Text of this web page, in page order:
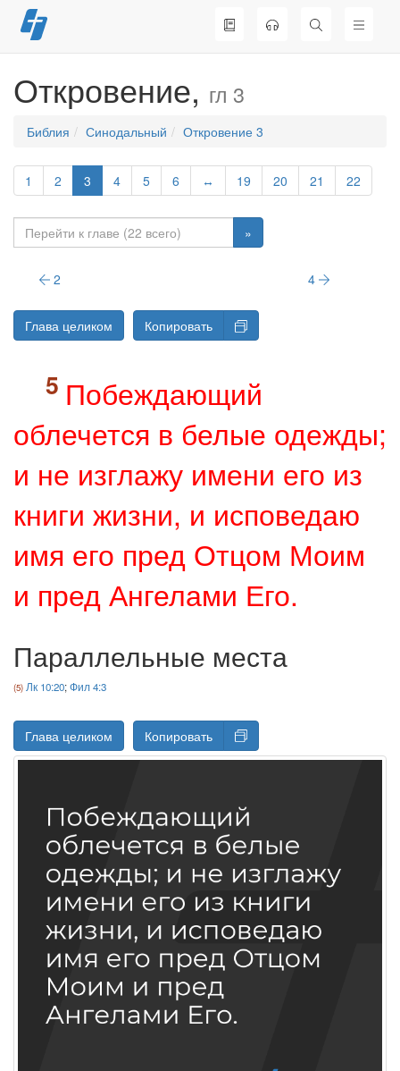
Перейти
к
Откровение, гл 3
Библия Синодальный Откровение 3
1 2 3 4 5 6 ↔ 19 20 21 22
»
2 4
Глава целиком Копировать
Побеждающий
облечется в белые одежды;
и не изглажу имени его из
книги жизни, и исповедаю
имя его пред Отцом Моим
и пред Ангелами Его.
Параллельные места
Лк 10:20;Фил 4:3
Глава целиком Копировать